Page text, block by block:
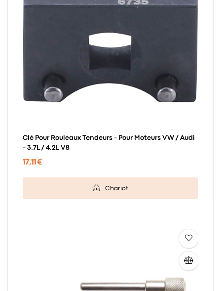
Clé Pour Rouleaux Tendeurs - Pour Moteurs VW / Audi
- 3.7L / 4.2L V8
17,11 €
Chariot